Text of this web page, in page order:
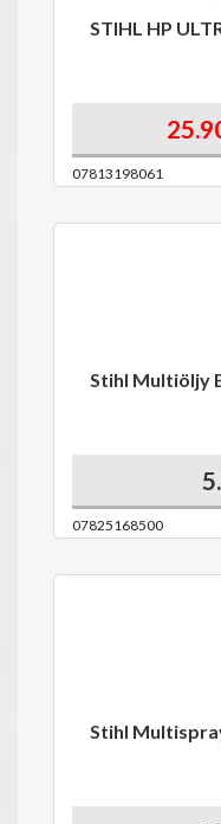
STIHL HP
07813198061
Stihl Multiöljy
07825168500
Stihl